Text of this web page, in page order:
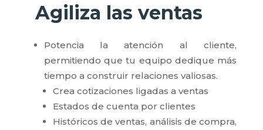
Agiliza las ventas
Potencia la atención al cliente,
permitiendo que tu equipo dedique más
tiempo a construir relaciones valiosas.
Crea cotizaciones ligadas a ventas
Estados de cuenta por clientes
Históricos de ventas, análisis de compra,